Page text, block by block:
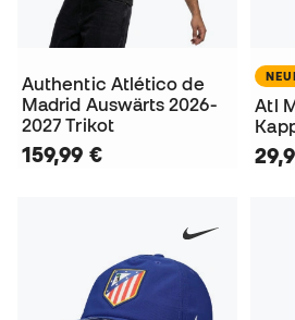
Authentic Atlético de
Madrid Auswärts 2026-
2027 Trikot
159,99 €
Atl